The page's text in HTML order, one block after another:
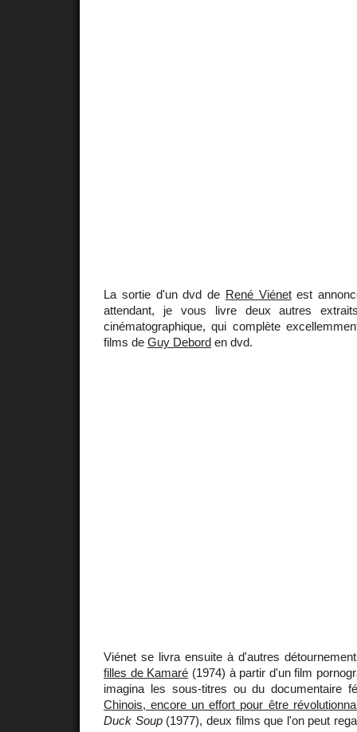
La sortie d'un dvd de René Viénetest
attendant, je vous livre deux autres
cinématographique, qui complète
films de Guy Debord en dvd.
Viénet se livra ensuite à d'autres
filles de Kamaré (1974) à partir d'un film
imagina les sous-titres ou du documentaire
Chinois, encore un effort pour être
Duck Soup(1977), deux films que l'on peut